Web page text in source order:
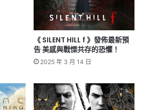
《 SILENT HILL f 》發佈最新預
告 美感與戰慄共存的恐懼！
2025 年 3 月 14 日